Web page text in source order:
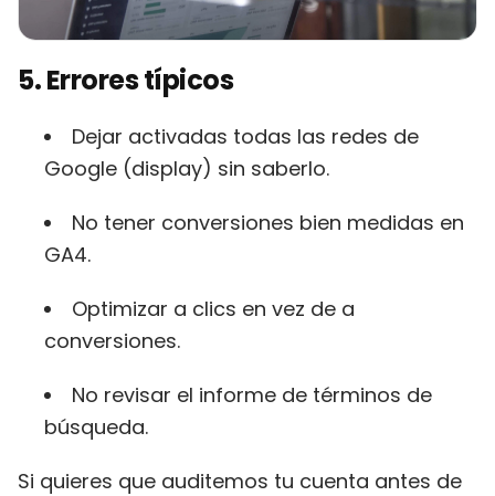
5. Errores típicos
Dejar activadas todas las redes de
Google (display) sin saberlo.
No tener conversiones bien medidas en
GA4.
Optimizar a clics en vez de a
conversiones.
No revisar el informe de términos de
búsqueda.
Si quieres que auditemos tu cuenta antes de